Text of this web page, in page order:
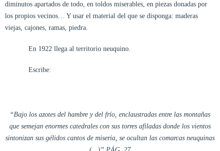
diminutos apartados de todo, en toldos miserables, en piezas donadas por
los propios vecinos… Y usar el material del que se disponga: maderas
viejas, cajones, ramas, piedra.
En 1922 llega al territorio neuquino.
Escribe:
“Bajo los azotes del hambre y del frío, enclaustradas entre las montañas
que semejan enormes catedrales con sus torres afiladas donde los vientos
sintonizan sus gélidos cantos de miseria, se ocultan las comarcas neuquinas